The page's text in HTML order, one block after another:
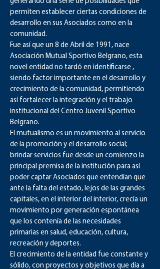
permiten establecer ciertas condiciones de
desarrollo en sus Asociados como en la
comunidad.
Fue así que un 8 de Abril de 1991, nace
Asociación Mutual Sportivo Belgrano, esta
novel entidad no tardó en identificarse ,
siendo factor importante en el desarrollo y
crecimiento de la comunidad, permitiendo
así fortalecer la integración y el trabajo
institucional del Centro Juvenil Sportivo
Belgrano.
El mutualismo es un movimiento al servicio
de la promoción y el desarrollo social;
brindar servicios fue desde un comienzo la
principal premisa de la institución para así
poder captar Asociados que entendían que
ante la falta del estado, lejos de las grandes
capitales, en el interior del interior, crecía un
movimiento por generación espontánea
que los contenía de las necesidades
primarias en salud, educación, cultura,
recreación y deportes.
El crecimiento de la entidad fue constante y
sólido, con proyectos y objetivos que día a